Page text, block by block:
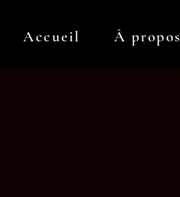
Accueil À propos